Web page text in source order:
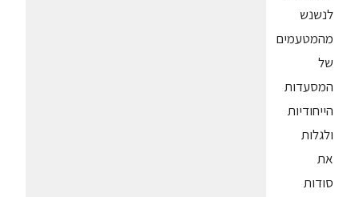
לנשנש
מהמטעמים
של
המסעדות
הייחודיות
ולגלות
את
סודות